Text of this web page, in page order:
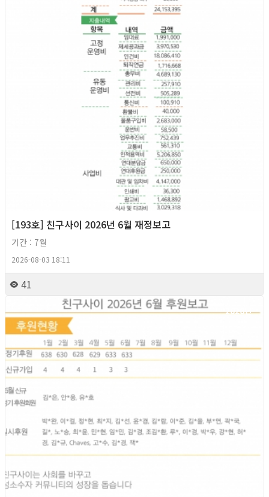
[193호] 친구사이 2026년 6월 재정보고
기간 : 7월
2026-08-03 18:11
41
2026년